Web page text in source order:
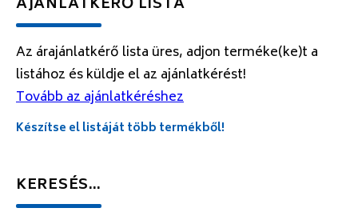
Az árajánlatkérő lista üres, adjon terméke(ke)t a
listához és küldje el az ajánlatkérést!
Tovább az ajánlatkéréshez
Készítse el listáját több termékből!
KERESÉS…